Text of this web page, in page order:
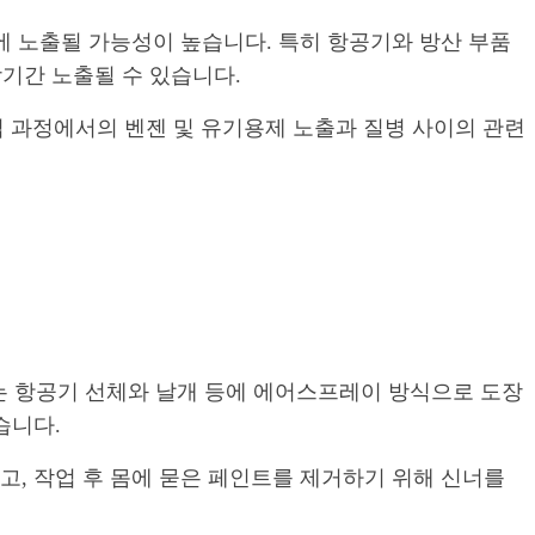
노출될 가능성이 높습니다. 특히 항공기와 방산 부품
간 노출될 수 있습니다.
정에서의 벤젠 및 유기용제 노출과 질병 사이의 관련
항공기 선체와 날개 등에 에어스프레이 방식으로 도장
니다.
, 작업 후 몸에 묻은 페인트를 제거하기 위해 신너를